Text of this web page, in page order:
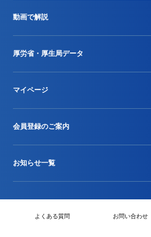
Stu-GEレポート
動画で解説
厚労省・厚生局データ
2024年度新設項目届出状況
マイページ
会員登録のご案内
お知らせ一覧
よくある質問 お問い合わせ